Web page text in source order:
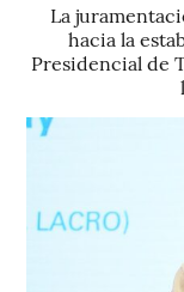
La
hacia la
Presidencial de